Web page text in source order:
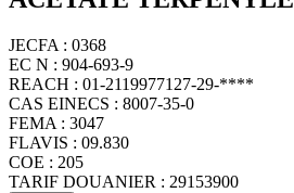
JECFA : 0368
EC N : 904-693-9
REACH : 01-2119977127-29-****
CAS EINECS : 8007-35-0
FEMA : 3047
FLAVIS : 09.830
COE : 205
TARIF DOUANIER : 29153900